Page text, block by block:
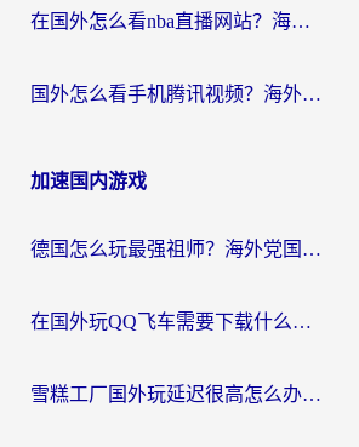
在国外怎么看nba直播网站？海外党专属体育观赛指南，告别地区限制！
国外怎么看手机腾讯视频？海外党亲测有效的追剧加速器选择指南
加速国内游戏
德国怎么玩最强祖师？海外党国服游戏加速器选择全攻略（附宝可梦Online实测）
在国外玩QQ飞车需要下载什么加速器呢？海外党亲测有效的国服游戏加速指南
雪糕工厂国外玩延迟很高怎么办？海外玩家国服游戏加速终极攻略（附实测推荐）